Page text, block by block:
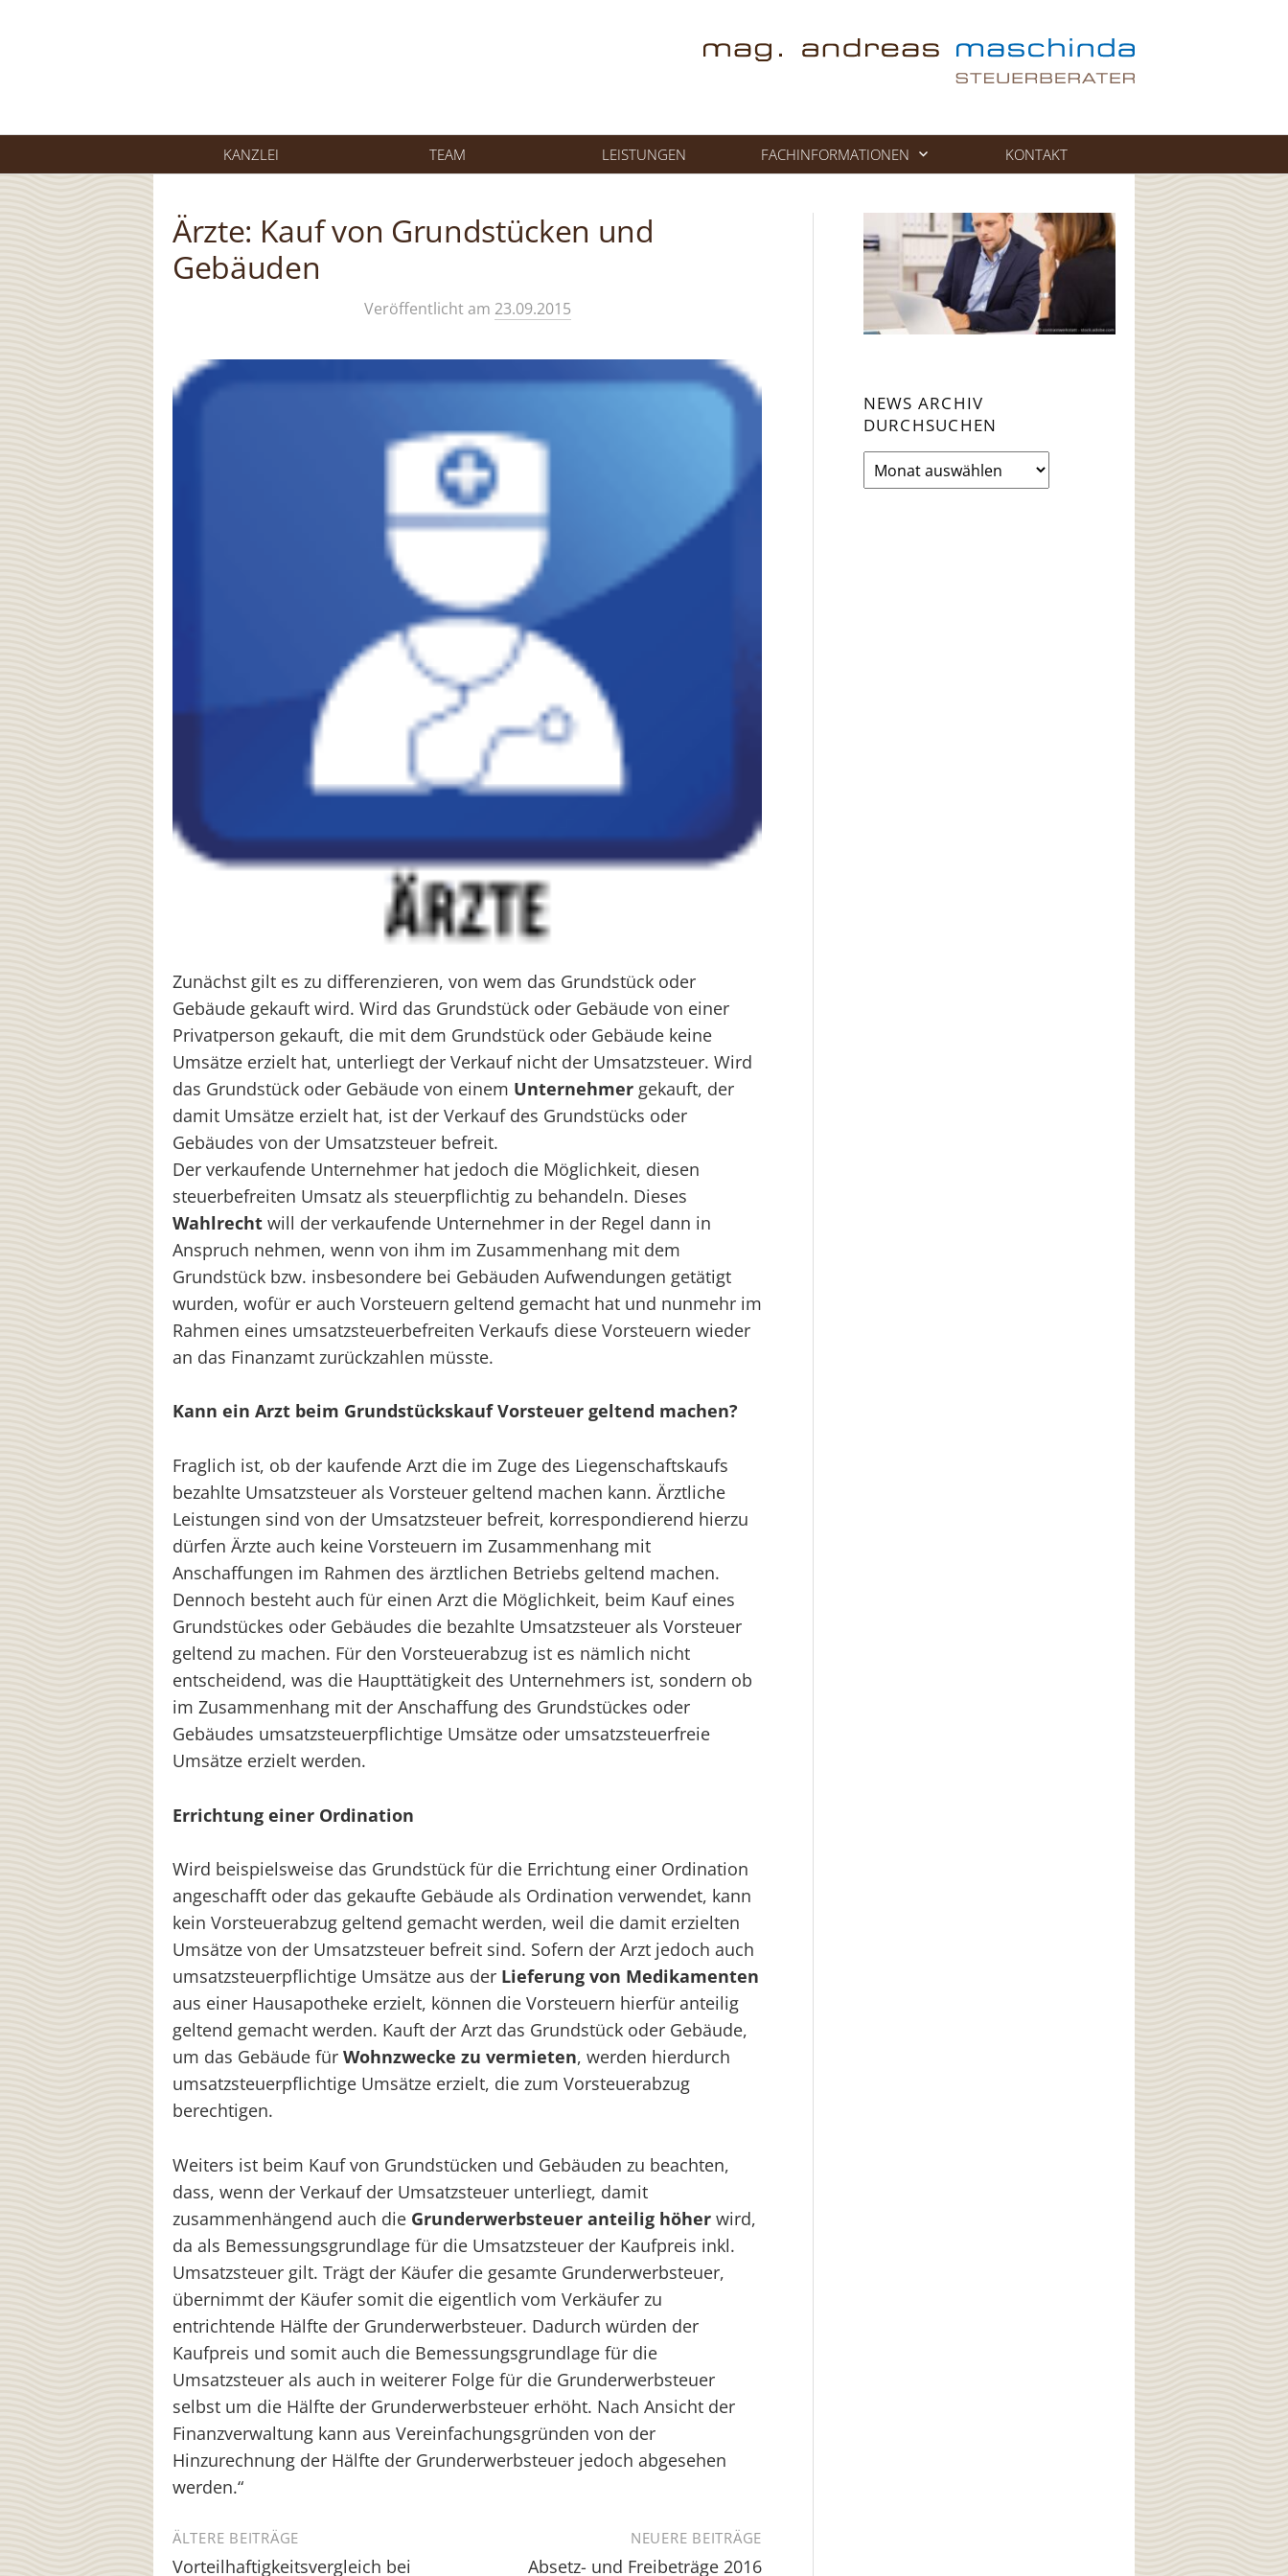
KANZLEI TEAM LEISTUNGEN FACHINFORMATIONEN KONTAKT
Ärzte: Kauf von Grundstücken und
Gebäuden
Veröffentlichtam 23.09.2015
Zunächst gilt es zu differenzieren, von wem das Grundstück oder
Gebäude gekauft wird. Wird das Grundstück oder Gebäude von einer
Privatperson gekauft, die mit dem Grundstück oder Gebäude keine
Umsätze erzielt hat, unterliegt der Verkauf nicht der Umsatzsteuer. Wird
das Grundstück oder Gebäude von einem Unternehmer gekauft, der
damit Umsätze erzielt hat, ist der Verkauf des Grundstücks oder
Gebäudes von der Umsatzsteuer befreit.
Der verkaufende Unternehmer hat jedoch die Möglichkeit, diesen
steuerbefreiten Umsatz als steuerpflichtig zu behandeln. Dieses
Wahlrecht will der verkaufende Unternehmer in der Regel dann in
Anspruch nehmen, wenn von ihm im Zusammenhang mit dem
Grundstück bzw. insbesondere bei Gebäuden Aufwendungen getätigt
wurden, wofür er auch Vorsteuern geltend gemacht hat und nunmehr im
Rahmen eines umsatzsteuerbefreiten Verkaufs diese Vorsteuern wieder
an das Finanzamt zurückzahlen müsste.
Kann ein Arzt beim Grundstückskauf Vorsteuer geltend machen?
Fraglich ist, ob der kaufende Arzt die im Zuge des Liegenschaftskaufs
bezahlte Umsatzsteuer als Vorsteuer geltend machen kann. Ärztliche
Leistungen sind von der Umsatzsteuer befreit, korrespondierend hierzu
dürfen Ärzte auch keine Vorsteuern im Zusammenhang mit
Anschaffungen im Rahmen des ärztlichen Betriebs geltend machen.
Dennoch besteht auch für einen Arzt die Möglichkeit, beim Kauf eines
Grundstückes oder Gebäudes die bezahlte Umsatzsteuer als Vorsteuer
geltend zu machen. Für den Vorsteuerabzug ist es nämlich nicht
entscheidend, was die Haupttätigkeit des Unternehmers ist, sondern ob
im Zusammenhang mit der Anschaffung des Grundstückes oder
Gebäudes umsatzsteuerpflichtige Umsätze oder umsatzsteuerfreie
Umsätze erzielt werden.
Errichtung einer Ordination
Wird beispielsweise das Grundstück für die Errichtung einer Ordination
angeschafft oder das gekaufte Gebäude als Ordination verwendet, kann
kein Vorsteuerabzug geltend gemacht werden, weil die damit erzielten
Umsätze von der Umsatzsteuer befreit sind. Sofern der Arzt jedoch auch
umsatzsteuerpflichtige Umsätze aus der Lieferung von Medikamenten
aus einer Hausapotheke erzielt, können die Vorsteuern hierfür anteilig
geltend gemacht werden. Kauft der Arzt das Grundstück oder Gebäude,
um das Gebäude für Wohnzwecke zu vermieten, werden hierdurch
umsatzsteuerpflichtige Umsätze erzielt, die zum Vorsteuerabzug
berechtigen.
Weiters ist beim Kauf von Grundstücken und Gebäuden zu beachten,
dass, wenn der Verkauf der Umsatzsteuer unterliegt, damit
zusammenhängend auch die Grunderwerbsteuer anteilig höher wird,
da als Bemessungsgrundlage für die Umsatzsteuer der Kaufpreis inkl.
Umsatzsteuer gilt. Trägt der Käufer die gesamte Grunderwerbsteuer,
übernimmt der Käufer somit die eigentlich vom Verkäufer zu
entrichtende Hälfte der Grunderwerbsteuer. Dadurch würden der
Kaufpreis und somit auch die Bemessungsgrundlage für die
Umsatzsteuer als auch in weiterer Folge für die Grunderwerbsteuer
selbst um die Hälfte der Grunderwerbsteuer erhöht. Nach Ansicht der
Finanzverwaltung kann aus Vereinfachungsgründen von der
Hinzurechnung der Hälfte der Grunderwerbsteuer jedoch abgesehen
werden.“
Beitragsnavigation
ÄLTERE BEITRÄGE
Vorteilhaftigkeitsvergleich bei
NEUERE BEITRÄGE
Absetz- und Freibeträge 2016
NEWS ARCHIV
DURCHSUCHEN
News
Archiv